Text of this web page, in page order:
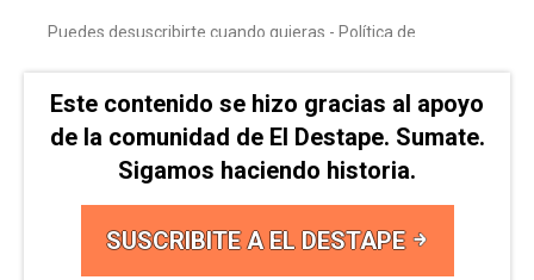
Este contenido se hizo gracias al apoyo
de la comunidad de El Destape. Sumate.
Sigamos haciendo historia.
SUSCRIBITE A EL DESTAPE